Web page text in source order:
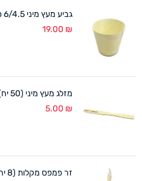
גביע מעץ מיני 6/4.5 ס"מ (50 יח')
19.00 ₪
מזלג מעץ מיני (50 יח)
5.00 ₪
זר פמפס מקלות (8 יח')